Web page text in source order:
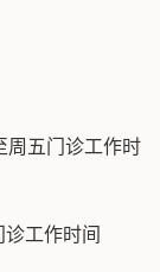
周五门诊工作时
诊工作时间